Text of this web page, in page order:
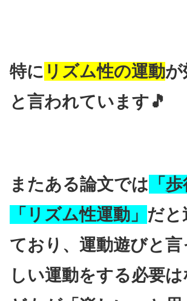
特に リズム性の運動が
と言われています🎵
またある論文では 「
「リズム性運動」 だと
ており、運動遊びと
しい運動をする必要